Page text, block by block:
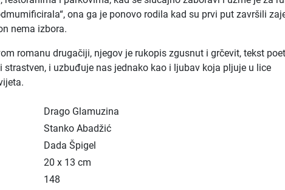
ona ga je ponovo rodila kad su prvi put završili
nema izbora.
romanu drugačiji, njegov je rukopis zgusnut i grčevit, tekst
strastven, i uzbuđuje nas jednako kao i ljubav koja pljuje u lice
Drago Glamuzina
Stanko Abadžić
Dada Špigel
20 x 13 cm
148